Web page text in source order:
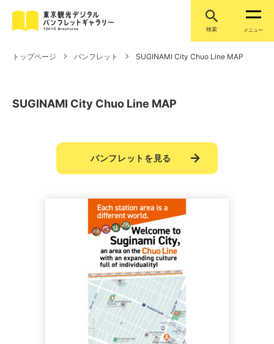
検索 メニュー
トップページ パンフレット SUGINAMI City Chuo Line MAP
SUGINAMI City Chuo Line MAP
パンフレットを見る